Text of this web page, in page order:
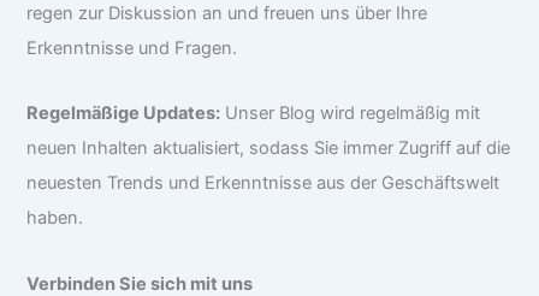
regen zur Diskussion an und freuen uns über Ihre
Erkenntnisse und Fragen.
Regelmäßige Updates: Unser Blog wird regelmäßig mit
neuen Inhalten aktualisiert, sodass Sie immer Zugriff auf die
neuesten Trends und Erkenntnisse aus der Geschäftswelt
haben.
Verbinden Sie sich mit uns